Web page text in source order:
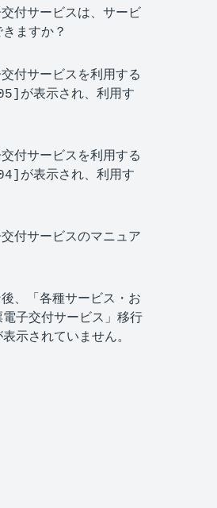
付サービスは、サービ
ますか？
付サービスを利用する
が表示され、利用す
付サービスを利用する
が表示され、利用す
付サービスのマニュア
、「各種サービス・お
子交付サービス」移行
示されていません。